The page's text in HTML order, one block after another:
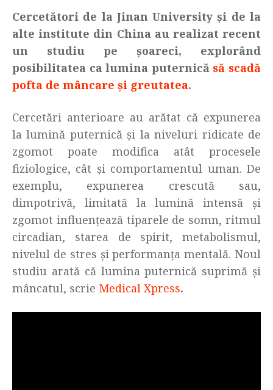
Cercetători de la Jinan University și de la
alte institute din China au realizat recent
un studiu pe șoareci, explorând
posibilitatea ca lumina puternică să scadă
pofta de mâncare și greutatea.
Cercetări anterioare au arătat că expunerea
la lumină puternică și la niveluri ridicate de
zgomot poate modifica atât procesele
fiziologice, cât și comportamentul uman. De
exemplu, expunerea crescută sau,
dimpotrivă, limitată la lumină intensă și
zgomot influențează tiparele de somn, ritmul
circadian, starea de spirit, metabolismul,
nivelul de stres și performanța mentală. Noul
studiu arată că lumina puternică suprimă și
mâncatul, scrie Medical Xpress.